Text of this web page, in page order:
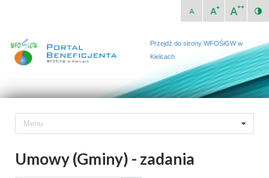
Przejdź do strony WFOŚiGW w
Kielcach
Menu
Umowy (Gminy) - zadania